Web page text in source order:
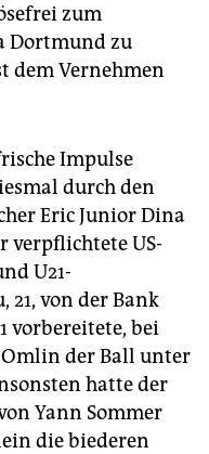
zum
Dortmund zu
dem Vernehmen
Impulse
durch den
Eric Junior Dina
verpflichtete US-
U21-
von der Bank
vorbereitete, bei
Omlin der Ball unter
hatte der
Yann Sommer
die biederen